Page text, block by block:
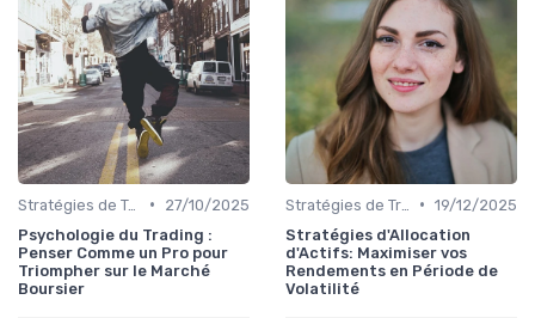
Stratégies de Trading •
27/10/2025
Psychologie du Trading :
Penser Comme un Pro pour
Triompher sur le Marché
Boursier
• 19/12/2025
Stratégies d'Allocation
d'Actifs: Maximiser vos
Rendements en Période de
Volatilité